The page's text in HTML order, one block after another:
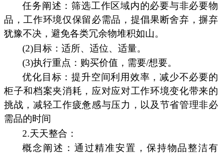
任务阐述：筛选工作区域内的必要与非必要物
品，工作环境仅保留必需品，提倡果断舍弃，摒弃
犹豫不决，避免各类冗余物堆积如山。
(2)目标：适所、适位、适量。
(3)执行重点：购买价值，需要/想要。
优化目标：提升空间利用效率，减少不必要的
柜子和档案夹消耗，应对应对工作环境变化带来的
挑战，减轻工作疲惫感与压力，以及节省管理非必
需品的时间
2.天天整合：
概念阐述：通过精准安置，保持物品整洁有